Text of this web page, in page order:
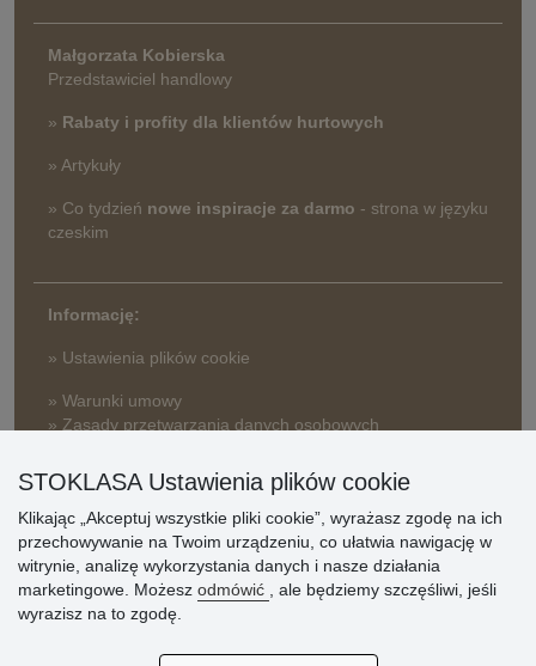
Małgorzata Kobierska
Przedstawiciel handlowy
» Rabaty i profity dla klientów hurtowych
» Artykuły
» Co tydzień nowe inspiracje za darmo - strona w języku
czeskim
Informację:
» Ustawienia plików cookie
» Warunki umowy
» Zasady przetwarzania danych osobowych
» Reklamacje
» Dlaczego należy się zarejestrować?
» Najczęściej zadawane pytania
STOKLASA Ustawienia plików cookie
Klikając „Akceptuj wszystkie pliki cookie”, wyrażasz zgodę na ich
przechowywanie na Twoim urządzeniu, co ułatwia nawigację w
witrynie, analizę wykorzystania danych i nasze działania
marketingowe. Możesz odmówić
, ale będziemy szczęśliwi, jeśli
wyrazisz na to zgodę.